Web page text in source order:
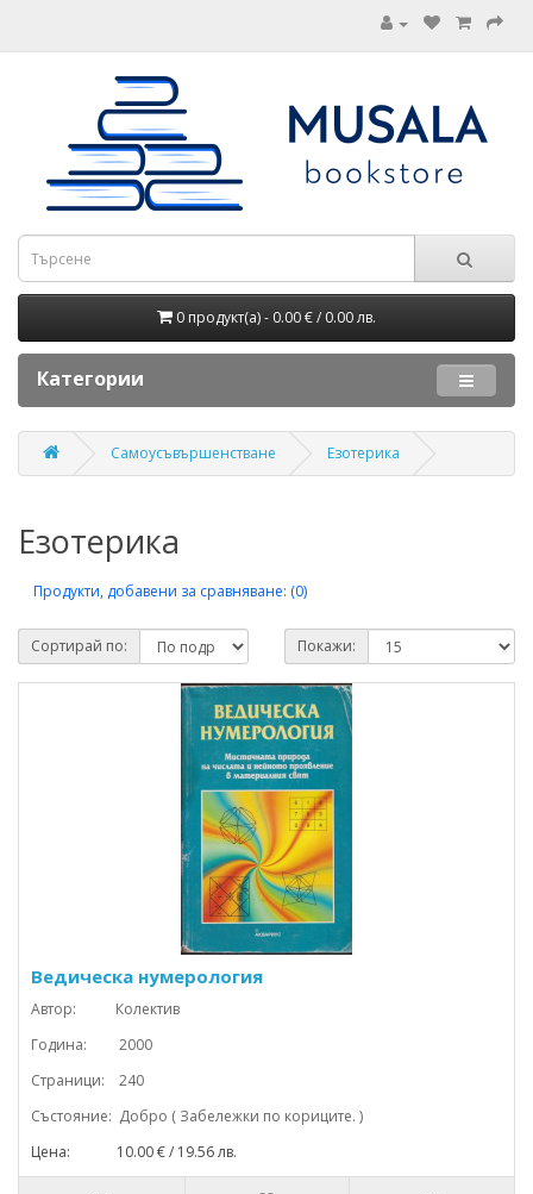
0 продукт(а) - 0.00 € / 0.00 лв.
Категории
Самоусъвършенстване Езотерика
Езотерика
Продукти, добавени за сравняване: (0)
Сортирай по: Покажи:
Ведическа нумерология
Автор: Колектив
Година: 2000
Страници: 240
Състояние: Добро ( Забележки по кориците. )
Цена: 10.00 € / 19.56 лв.